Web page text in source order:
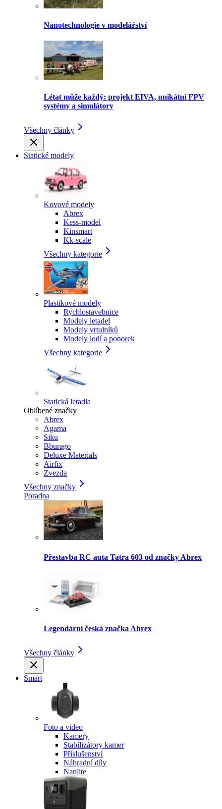
Nanotechnologie v modelářství
Létat může každý: projekt EIVA, unikátní FPV
systémy a simulátory
Všechny články
Statické modely
Kovové modely
Abrex
Kess-model
Kinsmart
Kk-scale
Všechny kategorie
Plastikové modely
Rychlostavebnice
Modely letadel
Modely vrtulníků
Modely lodí a ponorek
Všechny kategorie
Statická letadla
Oblíbené značky
Abrex
Agama
Siku
Bburago
Deluxe Materials
Airfix
Zvezda
Všechny značky
Poradna
Přestavba RC auta Tatra 603 od značky Abrex
Legendární česká značka Abrex
Všechny články
Smart
Foto a video
Kamery
Stabilizátory kamer
Příslušenství
Náhradní díly
Nanlite